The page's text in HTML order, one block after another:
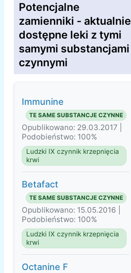
Potencjalne
zamienniki - aktualnie
dostępne leki z tymi
samymi substancjami
czynnymi
Immunine
TE SAME SUBSTANCJE CZYNNE
Opublikowano: 29.03.2017 |
Podobieństwo: 100%
Ludzki IX czynnik krzepnięcia
krwi
Betafact
TE SAME SUBSTANCJE CZYNNE
Opublikowano: 15.05.2016 |
Podobieństwo: 100%
Ludzki IX czynnik krzepnięcia
krwi
Octanine F